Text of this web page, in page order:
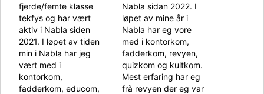
fjerde/femte klasse
tekfys og har vært
aktiv i Nabla siden
2021. I løpet av tiden
min i Nabla har jeg
vært med i
kontorkom,
fadderkom, educom,
Nabla sidan 2022. I
løpet av mine år i
Nabla har eg vore
med i kontorkom,
fadderkom, revyen,
quizkom og kultkom.
Mest erfaring har eg
frå revyen der eg var